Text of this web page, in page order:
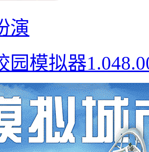
演
园模拟器